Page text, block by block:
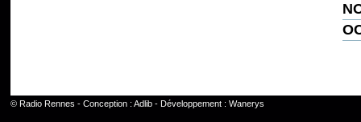
© Radio Rennes - Conception : Adlib- Développement : Wanerys